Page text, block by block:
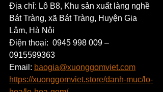
Địa chỉ: Lô B8, Khu sản xuất làng nghề
Bát Tràng, xã Bát Tràng, Huyện Gia
Lâm, Hà Nội
Điện thoại:  0945 998 009 –
0915599363
Email: baogia@xuonggomviet.com
https://xuonggomviet.store/danh-muc/lo-